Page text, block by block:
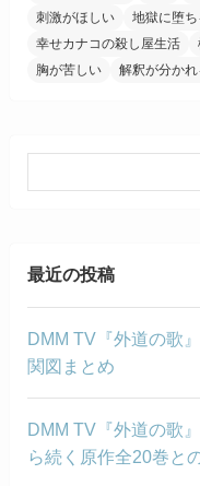
刺激がほしい
地獄に堕ち
幸せカナコの殺し屋生活
胸が苦しい
解釈が分かれ
最近の投稿
DMM TV『外道の歌
関図まとめ
DMM TV『外道の歌
ら続く原作全20巻と